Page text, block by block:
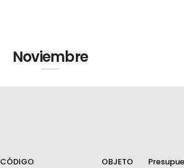
Noviembre
CÓDIGO
OBJETO